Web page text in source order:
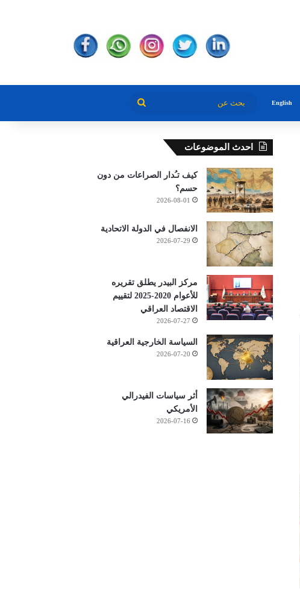
English بحث
عن
احدث الموضوعات
كيف تـُدار الصراعات من دون
حسم؟
2026-08-01
الانفصال في الدولة الاتحادية
2026-07-29
مركز البيدر يطلق تقريره
للأعوام 2020-2025 لتقييم
الاقتصاد العراقي
2026-07-27
السياسة الخارجية العراقية
2026-07-20
أثر سياسات الفيدرالي
الأمريكي
2026-07-16